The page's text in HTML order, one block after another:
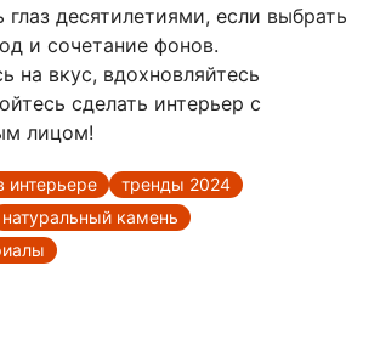
глаз десятилетиями, если выбрать
и сочетание фонов.
на вкус, вдохновляйтесь
сделать интерьер с
лицом!
интерьере
тренды 2024
натуральный камень